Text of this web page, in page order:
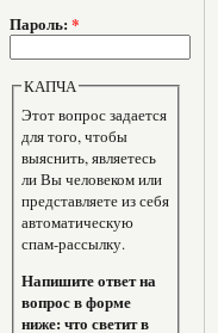
Пароль: *
КАПЧА
Этот вопрос задается
для того, чтобы
выяснить, являетесь
ли Вы человеком или
представляете из себя
автоматическую
спам-рассылку.
Напишите ответ на
вопрос в форме
ниже: что светит в